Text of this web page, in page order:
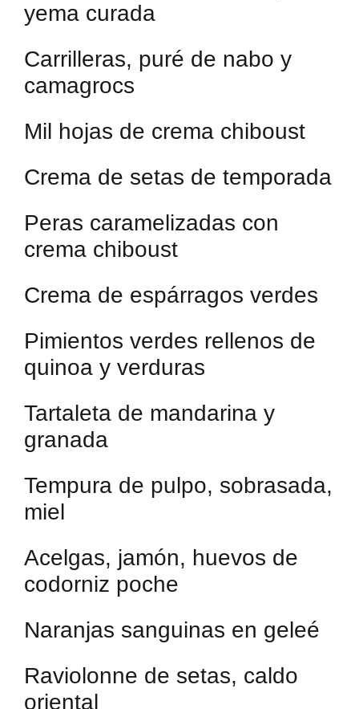
yema curada
Carrilleras, puré de nabo y
camagrocs
Mil hojas de crema chiboust
Crema de setas de temporada
Peras caramelizadas con
crema chiboust
Crema de espárragos verdes
Pimientos verdes rellenos de
quinoa y verduras
Tartaleta de mandarina y
granada
Tempura de pulpo, sobrasada,
miel
Acelgas, jamón, huevos de
codorniz poche
Naranjas sanguinas en geleé
Raviolonne de setas, caldo
oriental